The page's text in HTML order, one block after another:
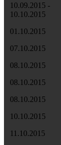
10.09.2015 -
10.10.2015
01.10.2015
07.10.2015
08.10.2015
08.10.2015
08.10.2015
10.10.2015
11.10.2015